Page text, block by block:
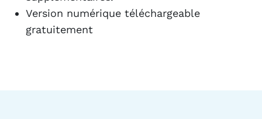
Version numérique téléchargeable
gratuitement